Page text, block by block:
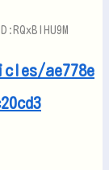
ae778e